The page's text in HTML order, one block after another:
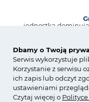
Dbamy o Twoją
Serwis wykorzystuje
Korzystanie z serwisu
ich zapis lub odczyt
ustawieniami
Czytaj więcej o Polityce
jednostka
Copyright © Grupa